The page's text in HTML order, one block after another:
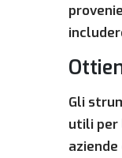
Gli
utili per